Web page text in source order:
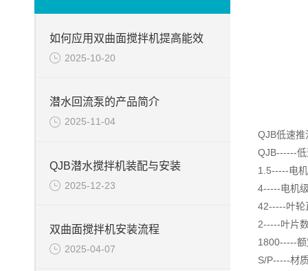
如何应用双曲面搅拌机提高能效
2025-10-20
潜水回流泵的产品简介
2025-11-04
QJB潜水搅拌机装配与安装
2025-12-23
双曲面搅拌机安装流程
2025-04-07
QJB低速
QJB------
1.5-----电
4-----电机
42-----叶轮
2-----叶片
1800-----
S/P-----材